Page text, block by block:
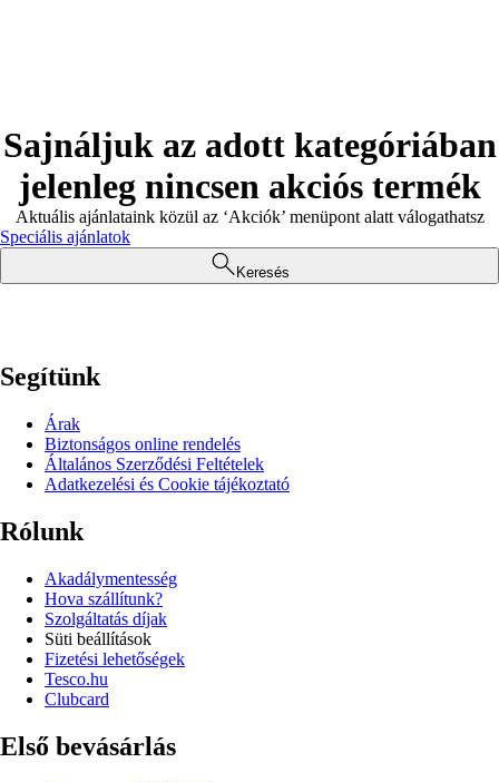
Sajnáljuk az adott kategóriában
jelenleg nincsen akciós termék
Aktuális ajánlataink közül az ‘Akciók’ menüpont alatt válogathatsz
Speciális ajánlatok
Keresés
Segítünk
Árak
Biztonságos online rendelés
Általános Szerződési Feltételek
Adatkezelési és Cookie tájékoztató
Rólunk
Akadálymentesség
Hova szállítunk?
Szolgáltatás díjak
Süti beállítások
Fizetési lehetőségek
Tesco.hu
Clubcard
Első bevásárlás